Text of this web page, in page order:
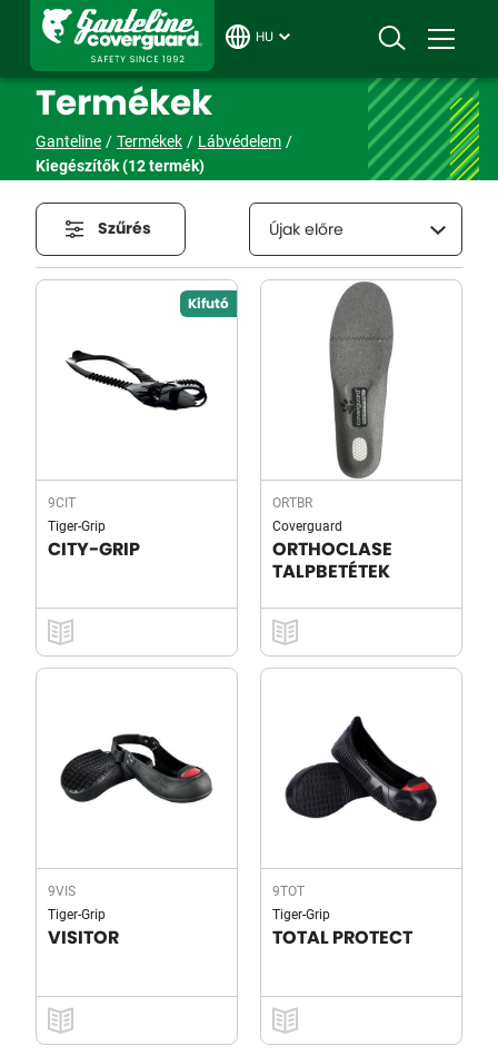
HU
Termékek
Ganteline Termékek
Lábvédelem
Kiegészítők(12 termék)
Szűrés Újak előre
Kifutó
9CIT
Tiger-Grip
CITY-GRIP
ORTBR
Coverguard
ORTHOCLASE
TALPBETÉTEK
9VIS
Tiger-Grip
VISITOR
9TOT
Tiger-Grip
TOTAL PROTECT